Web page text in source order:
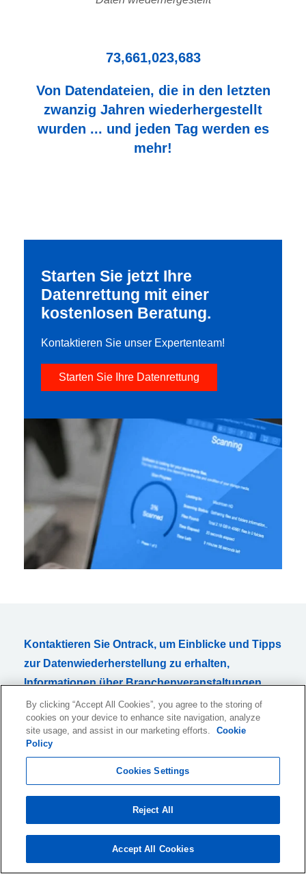
73,661,023,683
Von Datendateien, die in den letzten
zwanzig Jahren wiederhergestellt
wurden ... und jeden Tag werden es
mehr!
Starten Sie jetzt Ihre
Datenrettung mit einer
kostenlosen Beratung.
Kontaktieren Sie unser Expertenteam!
Starten Sie Ihre Datenrettung
Kontaktieren Sie Ontrack, um Einblicke und Tipps
zur Datenwiederherstellung zu erhalten,
Informationen über Branchenveranstaltungen
und vieles mehr. Abonnieren Sie jetzt UNSEREN
NEWSLETTER!
Ich möchte monatlich Informationen über Produkte und
Dienstleistungen oder verwandte Themen per E-Mail erhalten.
Diese Einwilligung kann ich jederzeit widerrufen. Ein Abmeldelink
ist in allen E-Mails enthalten.
Weitere Informationen zum Abbestellen, zu unseren
By clicking “Accept All Cookies”, you agree to the storing of
cookies on your device to enhance site navigation, analyze
site usage, and assist in our marketing efforts.
Cookie
Policy
Cookies Settings
Reject All
Accept All Cookies